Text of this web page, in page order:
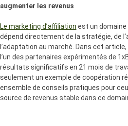
augmenter les revenus
Le marketing d’affiliation est un
dépend directement de la stratégie, de
l’adaptation au marché. Dans cet
l’un des partenaires expérimentés de
résultats significatifs en 21 mois de
seulement un exemple de coopération
ensemble de conseils pratiques pour
source de revenus stable dans ce